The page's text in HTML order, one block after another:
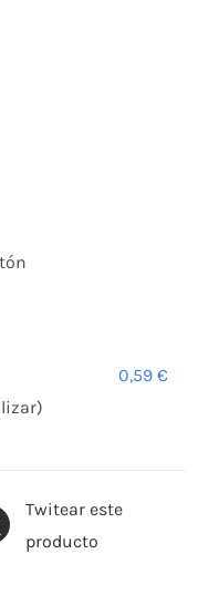
Twitear este
producto
0,59€